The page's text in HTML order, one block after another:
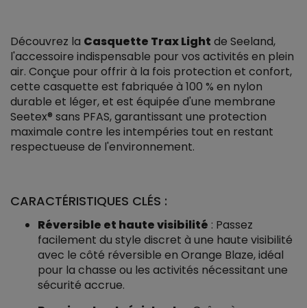
Découvrez la Casquette Trax Light de Seeland,
l'accessoire indispensable pour vos activités en plein
air. Conçue pour offrir à la fois protection et confort,
cette casquette est fabriquée à 100 % en nylon
durable et léger, et est équipée d'une membrane
Seetex® sans PFAS, garantissant une protection
maximale contre les intempéries tout en restant
respectueuse de l'environnement.
CARACTÉRISTIQUES CLÉS :
Réversible et haute visibilité : Passez
facilement du style discret à une haute visibilité
avec le côté réversible en Orange Blaze, idéal
pour la chasse ou les activités nécessitant une
sécurité accrue.